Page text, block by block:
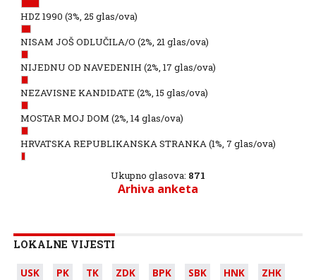
HDZ 1990 (3%, 25 glas/ova)
NISAM JOŠ ODLUČILA/O (2%, 21 glas/ova)
NIJEDNU OD NAVEDENIH (2%, 17 glas/ova)
NEZAVISNE KANDIDATE (2%, 15 glas/ova)
MOSTAR MOJ DOM (2%, 14 glas/ova)
HRVATSKA REPUBLIKANSKA STRANKA(1%, 7 glas/ova)
Ukupno glasova: 871
Arhiva anketa
LOKALNE VIJESTI
USK PK TK ZDK BPK SBK HNK
ZHK